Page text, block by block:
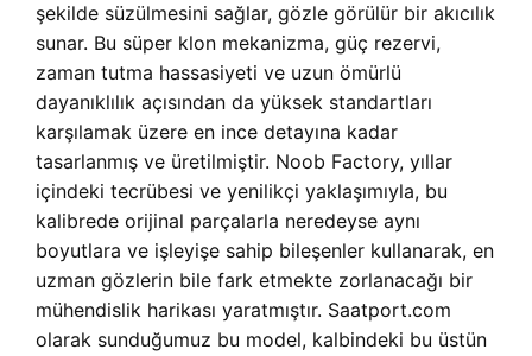
şekilde süzülmesini sağlar, gözle görülür bir akıcılık
sunar. Bu süper klon mekanizma, güç rezervi,
zaman tutma hassasiyeti ve uzun ömürlü
dayanıklılık açısından da yüksek standartları
karşılamak üzere en ince detayına kadar
tasarlanmış ve üretilmiştir. Noob Factory, yıllar
içindeki tecrübesi ve yenilikçi yaklaşımıyla, bu
kalibrede orijinal parçalarla neredeyse aynı
boyutlara ve işleyişe sahip bileşenler kullanarak, en
uzman gözlerin bile fark etmekte zorlanacağı bir
mühendislik harikası yaratmıştır. Saatport.com
olarak sunduğumuz bu model, kalbindeki bu üstün